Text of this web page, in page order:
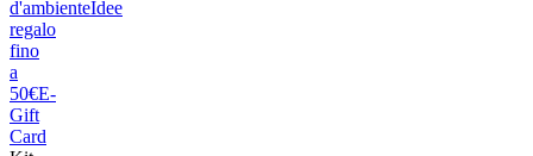
d'ambienteIdee
regalo
fino
a
50€E-
Gift
Card